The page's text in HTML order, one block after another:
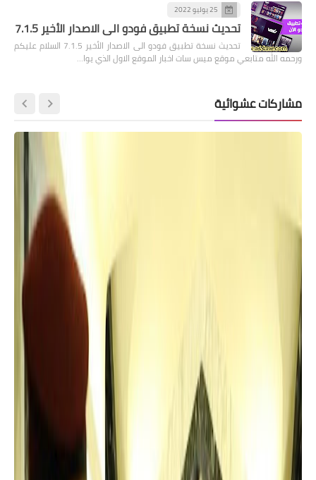
25 يوليو 2022
تحديث نسخة تطبيق فودو الى الاصدار الأخير 7.1.5
تحديث نسخة تطبيق فودو الى الاصدار الأخير 7.1.5 السلام عليكم
ورحمه الله متابعي موقع ميس سات اخبار الموقع الاول الذي يوا…
مشاركات عشوائية